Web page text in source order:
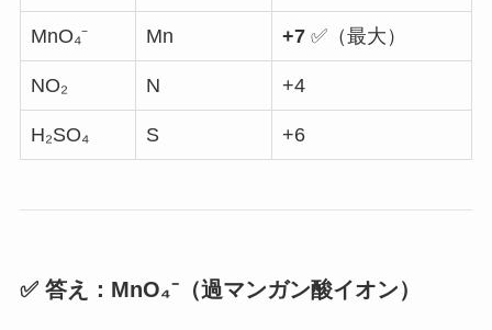
MnO₄⁻ Mn +7✅（最大）
NO₂ N +4
H₂SO₄ S +6
✅ 答え： MnO₄⁻（過マンガン酸イオン）